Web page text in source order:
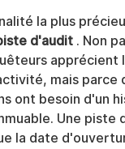
la plus
d'audit . Non
apprécient
mais parce
ont besoin d'un
Une piste
la date